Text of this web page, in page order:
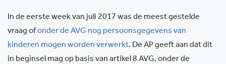
In de eerste week van juli 2017 was de meest gestelde
vraag ofonder de AVG nog persoonsgegevens van
kinderen mogen worden verwerkt. De AP geeft aan dat dit
in beginsel mag op basis van artikel 8 AVG, onder de